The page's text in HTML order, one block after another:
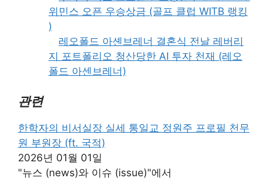
위민스 오픈 우승상금 (골프 클럽 WITB 랭킹
)
레오폴드 아셴브레너 결혼식 전날 레버리
지 포트폴리오 청산당한 AI 투자 천재 (레오
폴드 아센브레너)
관련
한학자의 비서실장 실세 통일교 정원주 프로필 천무
원 부원장 (ft. 국적)
2026년 01월 01일
"뉴스 (news)와 이슈 (issue)"에서